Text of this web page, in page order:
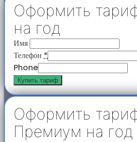
Оформить
на год
Имя
Телефон *
Phone
Купить тариф
Оформить
Премиум на год